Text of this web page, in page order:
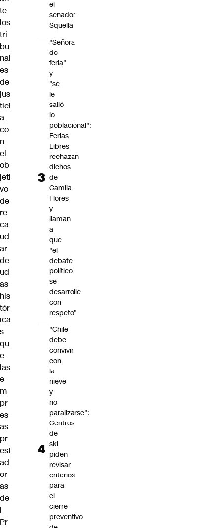
te
los
tri
bu
nal
es
de
jus
tici
a
co
n
el
ob
jeti
vo
de
re
ca
ud
ar
de
ud
as
his
tór
ica
s
qu
e
las
e
m
pr
es
as
pr
est
ad
or
as
de
l
Pr
el
senador
Squella
"Señora
de
feria"
y
"se
le
salió
lo
poblacional":
Ferias
Libres
rechazan
dichos
de
Camila
Flores
y
llaman
a
que
"el
debate
político
se
desarrolle
con
respeto"
"Chile
debe
convivir
con
la
nieve
y
no
paralizarse":
Centros
de
ski
piden
revisar
criterios
para
el
cierre
preventivo